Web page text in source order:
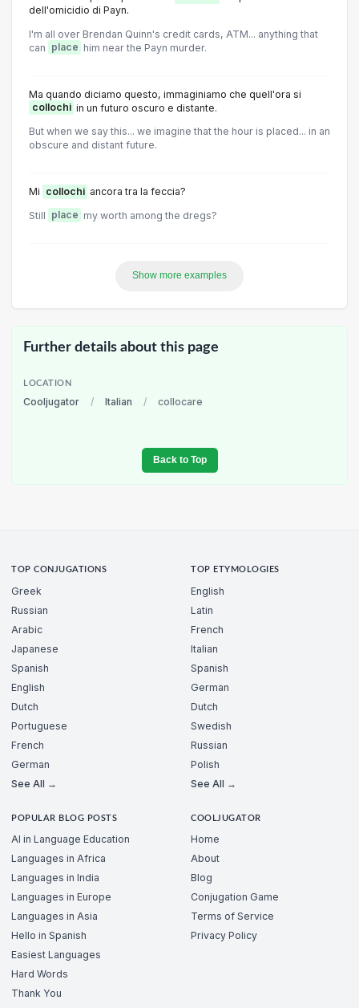
dell'omicidio di Payn.
I'm all over Brendan Quinn's credit cards, ATM... anything that
can place him near the Payn murder.
Ma quando diciamo questo, immaginiamo che quell'ora si
collochi in un futuro oscuro e distante.
But when we say this... we imagine that the hour is placed... in an
obscure and distant future.
Mi collochi ancora tra la feccia?
Still place my worth among the dregs?
Show more examples
Further details about this page
LOCATION
Cooljugator / Italian / collocare
Back to Top
TOP CONJUGATIONS
Greek
Russian
Arabic
Japanese
Spanish
English
Dutch
Portuguese
French
German
See All →
TOP ETYMOLOGIES
English
Latin
French
Italian
Spanish
German
Dutch
Swedish
Russian
Polish
See All →
POPULAR BLOG POSTS
AI in Language Education
Languages in Africa
Languages in India
Languages in Europe
Languages in Asia
Hello in Spanish
Easiest Languages
Hard Words
Thank You
COOLJUGATOR
Home
About
Blog
Conjugation Game
Terms of Service
Privacy Policy